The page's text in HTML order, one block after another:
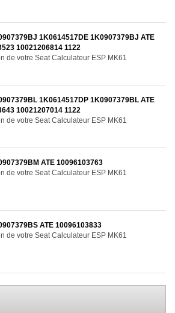
1K0614517DE 1K0907379BJ ATE
10021206814 1122
de votre Seat Calculateur ESP MK61
1K0614517DP 1K0907379BL ATE
10021207014 1122
de votre Seat Calculateur ESP MK61
ATE 10096103763
de votre Seat Calculateur ESP MK61
ATE 10096103833
de votre Seat Calculateur ESP MK61